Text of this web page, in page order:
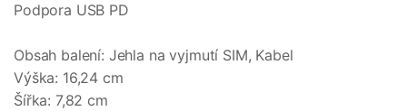
Podpora USB PD
Obsah balení: Jehla na vyjmutí SIM, Kabel
Výška: 16,24 cm
Šířka: 7,82 cm